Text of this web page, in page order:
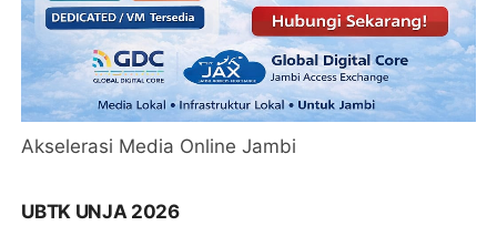
Akselerasi Media Online Jambi
UBTK UNJA 2026